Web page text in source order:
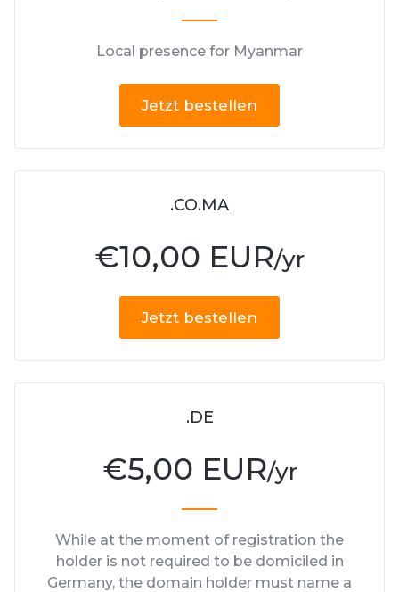
Local presence for Myanmar
Jetzt bestellen
.CO.MA
€10,00 EUR/yr
Jetzt bestellen
.DE
€5,00 EUR/yr
While at the moment of registration the
holder is not required to be domiciled in
Germany, the domain holder must name a